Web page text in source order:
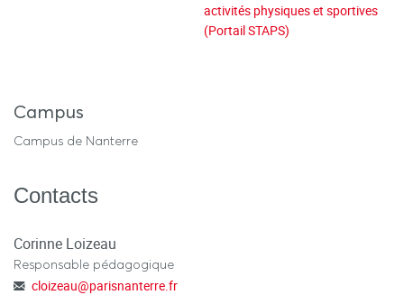
activités physiques et sportives
(Portail STAPS)
Campus
Campus de Nanterre
Contacts
Corinne Loizeau
Responsable pédagogique
cloizeau@parisnanterre.fr